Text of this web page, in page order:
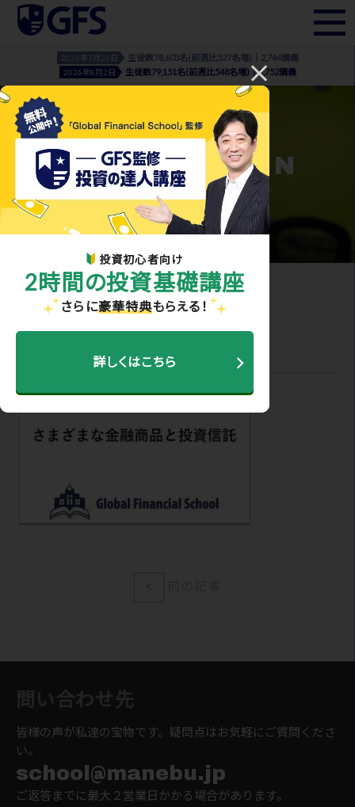
2026年7月26日 生徒数78,603名(前週比527名増)｜2,744講義
2026年8月2日 生徒数79,151名(前週比548名増)｜2,752講義
投資初心者向け
2時間の投資基礎講座
さらに豪華特典もらえる！
詳しくはこちら
INFORMATION
- お知らせ・メディア実績 -
ホーム>お知らせ・メディア実績> investment trust_02
2021.05.13
皆様の声が私達の宝物です。疑問点はお気軽にご質問くださ
い。
school@manebu.jp
ご返答までに最大２営業日かかる場合があります。